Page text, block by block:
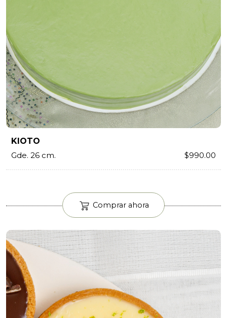
KIOTO
Gde. 26 cm.
$990.00
Comprar ahora